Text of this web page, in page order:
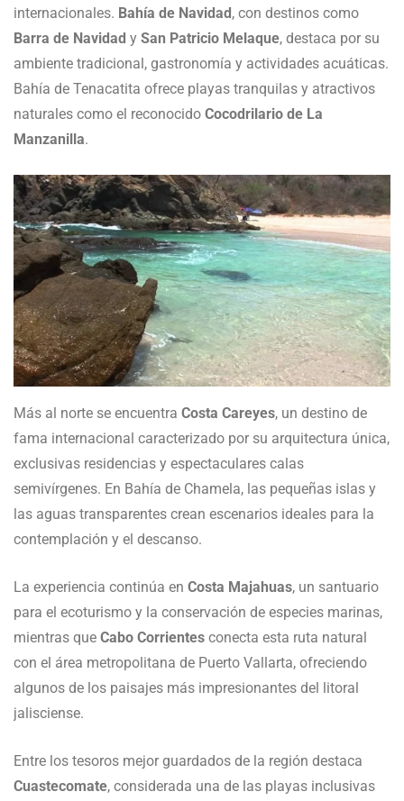
internacionales. Bahía de Navidad, con destinos como
Barra de Navidad y San Patricio Melaque, destaca por su
ambiente tradicional, gastronomía y actividades acuáticas.
Bahía de Tenacatita ofrece playas tranquilas y atractivos
naturales como el reconocido Cocodrilario de La
Manzanilla.
Más al norte se encuentra Costa Careyes, un destino de
fama internacional caracterizado por su arquitectura única,
exclusivas residencias y espectaculares calas
semivírgenes. En Bahía de Chamela, las pequeñas islas y
las aguas transparentes crean escenarios ideales para la
contemplación y el descanso.
La experiencia continúa en Costa Majahuas, un santuario
para el ecoturismo y la conservación de especies marinas,
mientras que Cabo Corrientes conecta esta ruta natural
con el área metropolitana de Puerto Vallarta, ofreciendo
algunos de los paisajes más impresionantes del litoral
jalisciense.
Entre los tesoros mejor guardados de la región destaca
Cuastecomate, considerada una de las playas inclusivas